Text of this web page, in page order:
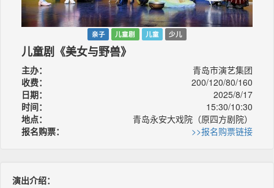
亲子 儿童剧 儿童 少儿
儿童剧《美女与野兽》
主办：
青岛市演艺集团
收费：
200/120/80/160
日期：
2025/8/17
时间：
15:30/10:30
地点：
青岛永安大戏院（原四方剧院）
报名购票：
>>报名购票链接
演出介绍：